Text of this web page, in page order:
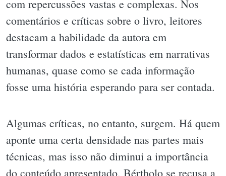
com repercussões vastas e complexas. Nos
comentários e críticas sobre o livro, leitores
destacam a habilidade da autora em
transformar dados e estatísticas em narrativas
humanas, quase como se cada informação
fosse uma história esperando para ser contada.
Algumas críticas, no entanto, surgem. Há quem
aponte uma certa densidade nas partes mais
técnicas, mas isso não diminui a importância
do conteúdo apresentado. Bértholo se recusa a